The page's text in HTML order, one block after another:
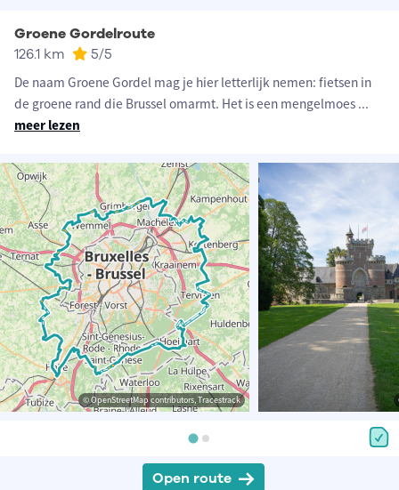
Groene Gordelroute
126.1 km 5/5
De naam Groene Gordel mag je hier letterlijk nemen: fietsen in
de groene rand die Brussel omarmt. Het is een mengelmoes ...
meer lezen
© OpenStreetMap contributors, Tracestrack
Open route